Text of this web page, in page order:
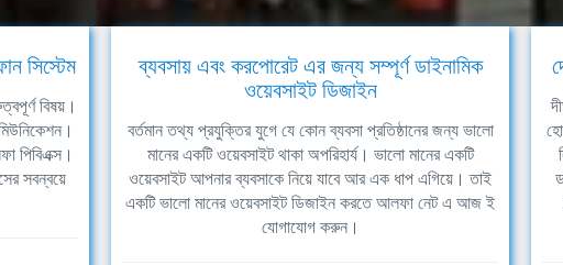
সিস্টেম
বিষয়।
পিবিএক্স।
সবন্বয়ে
ব্যবসায় এবং করপোরেট এর জন্য সম্পূর্ণ ডাইনামিক
ওয়েবসাইট ডিজাইন
বর্তমান তথ্য প্রযুক্তির যুগে যে কোন ব্যবসা প্রতিষ্ঠানের জন্য ভালো
মানের একটি ওয়েবসাইট থাকা অপরিহার্য। ভালো মানের একটি
ওয়েবসাইট আপনার ব্যবসাকে নিয়ে যাবে আর এক ধাপ এগিয়ে। তাই
একটি ভালো মানের ওয়েবসাইট ডিজাইন করতে আলফা নেট এ আজ ই
যোগাযোগ করুন।